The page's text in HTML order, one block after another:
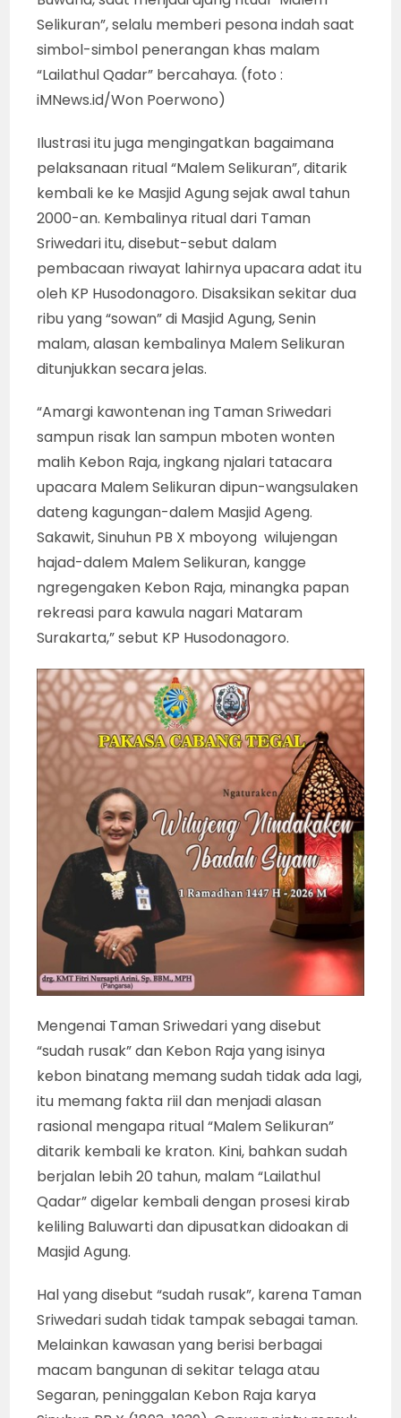
Selikuran”, selalu memberi pesona indah saat
simbol-simbol penerangan khas malam
“Lailathul Qadar” bercahaya. (foto :
iMNews.id/Won Poerwono)
Ilustrasi itu juga mengingatkan bagaimana
pelaksanaan ritual “Malem Selikuran”, ditarik
kembali ke ke Masjid Agung sejak awal tahun
2000-an. Kembalinya ritual dari Taman
Sriwedari itu, disebut-sebut dalam
pembacaan riwayat lahirnya upacara adat itu
oleh KP Husodonagoro. Disaksikan sekitar dua
ribu yang “sowan” di Masjid Agung, Senin
malam, alasan kembalinya Malem Selikuran
ditunjukkan secara jelas.
“Amargi kawontenan ing Taman Sriwedari
sampun risak lan sampun mboten wonten
malih Kebon Raja, ingkang njalari tatacara
upacara Malem Selikuran dipun-wangsulaken
dateng kagungan-dalem Masjid Ageng.
Sakawit, Sinuhun PB X mboyong wilujengan
hajad-dalem Malem Selikuran, kangge
ngregengaken Kebon Raja, minangka papan
rekreasi para kawula nagari Mataram
Surakarta,” sebut KP Husodonagoro.
Mengenai Taman Sriwedari yang disebut
“sudah rusak” dan Kebon Raja yang isinya
kebon binatang memang sudah tidak ada lagi,
itu memang fakta riil dan menjadi alasan
rasional mengapa ritual “Malem Selikuran”
ditarik kembali ke kraton. Kini, bahkan sudah
berjalan lebih 20 tahun, malam “Lailathul
Qadar” digelar kembali dengan prosesi kirab
keliling Baluwarti dan dipusatkan didoakan di
Masjid Agung.
Hal yang disebut “sudah rusak”, karena Taman
Sriwedari sudah tidak tampak sebagai taman.
Melainkan kawasan yang berisi berbagai
macam bangunan di sekitar telaga atau
Segaran, peninggalan Kebon Raja karya